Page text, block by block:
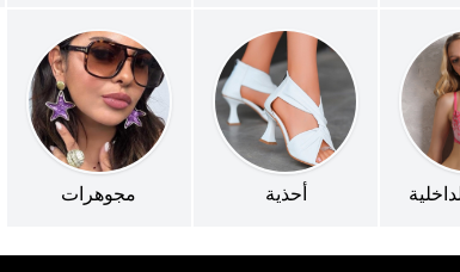
أحذية مجوهرات